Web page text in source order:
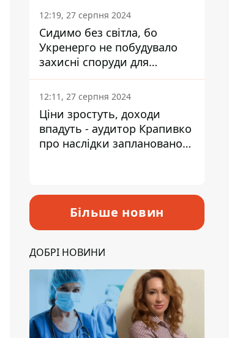
12:19, 27 серпня 2024
Сидимо без світла, бо
Укренерго не побудувало
захисні споруди для
енергетики - нардеп
Кучеренко
12:11, 27 серпня 2024
Ціни зростуть, доходи
впадуть - аудитор Крапивко
про наслідки запланованого
Більше новин
ДОБРІ НОВИНИ